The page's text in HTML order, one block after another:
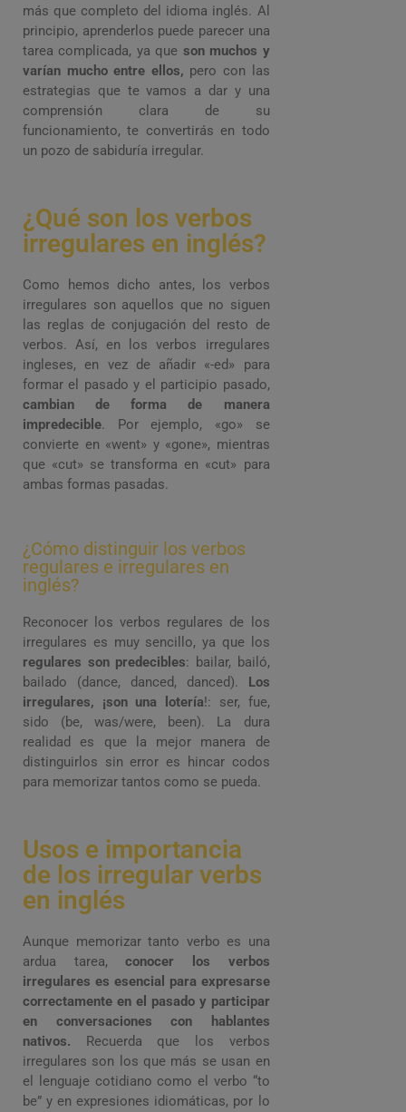
más que completo del idioma inglés. Al
principio, aprenderlos puede parecer una
tarea complicada, ya que son muchos y
varían mucho entre ellos, pero con las
estrategias que te vamos a dar y una
comprensión clara de su
funcionamiento, te convertirás en todo
un pozo de sabiduría irregular.
¿Qué son los verbos
irregulares en inglés?
Como hemos dicho antes, los verbos
irregulares son aquellos que no siguen
las reglas de conjugación del resto de
verbos. Así, en los verbos irregulares
ingleses, en vez de añadir «-ed» para
formar el pasado y el participio pasado,
cambian de forma de manera
impredecible. Por ejemplo, «go» se
convierte en «went» y «gone», mientras
que «cut» se transforma en «cut» para
ambas formas pasadas.
¿Cómo distinguir los verbos
regulares e irregulares en
inglés?
Reconocer los verbos regulares de los
irregulares es muy sencillo, ya que los
regulares son predecibles: bailar, bailó,
bailado (dance, danced, danced). Los
irregulares, ¡son una lotería!: ser, fue,
sido (be, was/were, been). La dura
realidad es que la mejor manera de
distinguirlos sin error es hincar codos
para memorizar tantos como se pueda.
Usos e importancia
de los irregular verbs
en inglés
Aunque memorizar tanto verbo es una
ardua tarea,conocer los verbos
irregulares es esencial para expresarse
correctamente en el pasado y participar
en conversaciones con hablantes
nativos. Recuerda que los verbos
irregulares son los que más se usan en
el lenguaje cotidiano como el verbo “to
be” y en expresiones idiomáticas, por lo